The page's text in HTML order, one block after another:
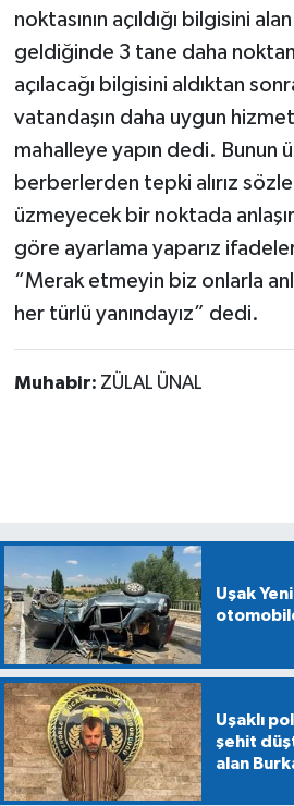
noktasının açıldığı bilgisini
geldiğinde 3 tane daha
açılacağı bilgisini aldıktan
vatandaşın daha uygun
mahalleye yapın dedi. Bunun
berberlerden tepki alırız
üzmeyecek bir noktada
göre ayarlama yaparız
“Merak etmeyin biz onlarla
her türlü yanındayız” dedi.
Muhabir: ZÜLAL ÜNAL
Uşak
Uşaklı
şehit
alan